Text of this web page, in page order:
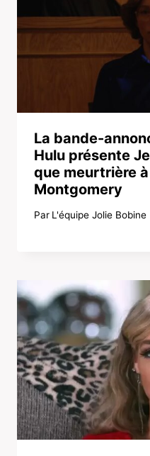
La bande-
Hulu présente
que meurtrière
Montgomery
Par L'équipe Jolie Bobine